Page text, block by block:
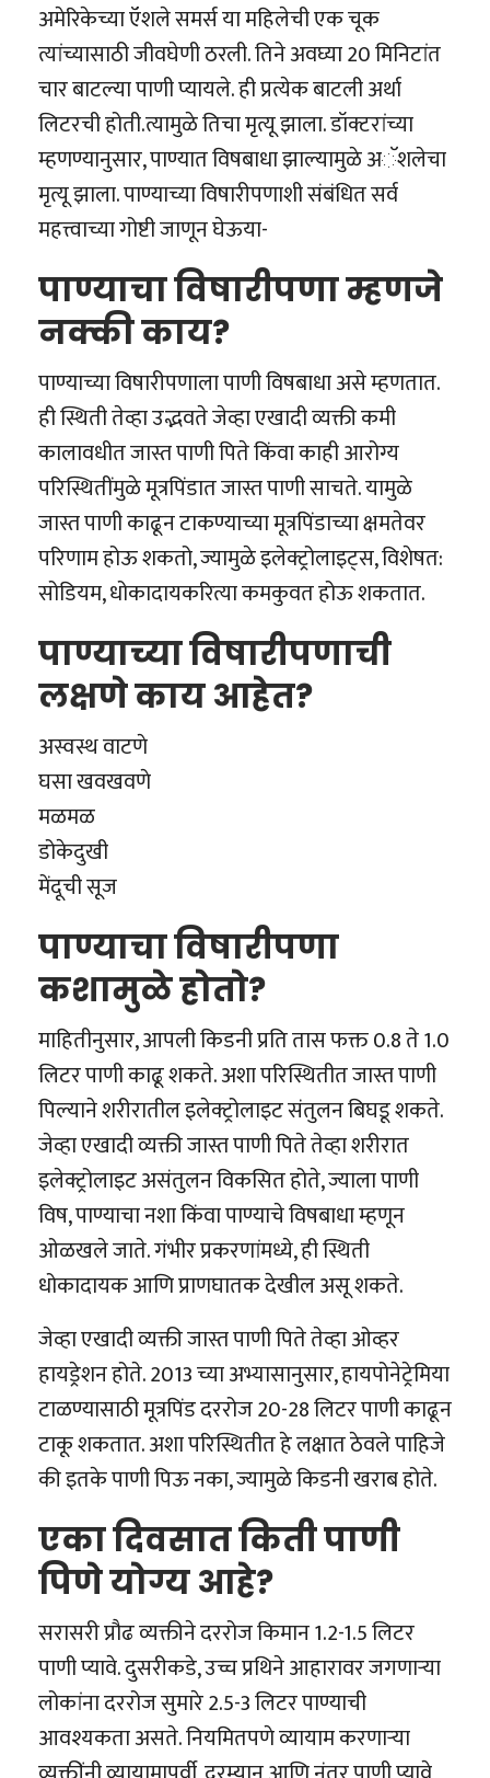
अमेरिकेच्या ऍशले समर्स या महिलेची एक चूक
त्यांच्यासाठी जीवघेणी ठरली. तिने अवघ्या 20 मिनिटांत
चार बाटल्या पाणी प्यायले. ही प्रत्येक बाटली अर्था
लिटरची होती.त्यामुळे तिचा मृत्यू झाला. डॉक्टरांच्या
म्हणण्यानुसार, पाण्यात विषबाधा झाल्यामुळे अॅशलेचा
मृत्यू झाला. पाण्याच्या विषारीपणाशी संबंधित सर्व
महत्त्वाच्या गोष्टी जाणून घेऊया-
पाण्याचा विषारीपणा म्हणजे
नक्की काय?
पाण्याच्या विषारीपणाला पाणी विषबाधा असे म्हणतात.
ही स्थिती तेव्हा उद्भवते जेव्हा एखादी व्यक्ती कमी
कालावधीत जास्त पाणी पिते किंवा काही आरोग्य
परिस्थितींमुळे मूत्रपिंडात जास्त पाणी साचते. यामुळे
जास्त पाणी काढून टाकण्याच्या मूत्रपिंडाच्या क्षमतेवर
परिणाम होऊ शकतो, ज्यामुळे इलेक्ट्रोलाइट्स, विशेषत:
सोडियम, धोकादायकरित्या कमकुवत होऊ शकतात.
पाण्याच्या विषारीपणाची
लक्षणे काय आहेत?
अस्वस्थ वाटणे
घसा खवखवणे
मळमळ
डोकेदुखी
मेंदूची सूज
पाण्याचा विषारीपणा
कशामुळे होतो?
माहितीनुसार, आपली किडनी प्रति तास फक्त 0.8 ते 1.0
लिटर पाणी काढू शकते. अशा परिस्थितीत जास्त पाणी
पिल्याने शरीरातील इलेक्ट्रोलाइट संतुलन बिघडू शकते.
जेव्हा एखादी व्यक्ती जास्त पाणी पिते तेव्हा शरीरात
इलेक्ट्रोलाइट असंतुलन विकसित होते, ज्याला पाणी
विष, पाण्याचा नशा किंवा पाण्याचे विषबाधा म्हणून
ओळखले जाते. गंभीर प्रकरणांमध्ये, ही स्थिती
धोकादायक आणि प्राणघातक देखील असू शकते.
जेव्हा एखादी व्यक्ती जास्त पाणी पिते तेव्हा ओव्हर
हायड्रेशन होते. 2013 च्या अभ्यासानुसार, हायपोनेट्रेमिया
टाळण्यासाठी मूत्रपिंड दररोज 20-28 लिटर पाणी काढून
टाकू शकतात. अशा परिस्थितीत हे लक्षात ठेवले पाहिजे
की इतके पाणी पिऊ नका, ज्यामुळे किडनी खराब होते.
एका दिवसात किती पाणी
पिणे योग्य आहे?
सरासरी प्रौढ व्यक्तीने दररोज किमान 1.2-1.5 लिटर
पाणी प्यावे. दुसरीकडे, उच्च प्रथिने आहारावर जगणाऱ्या
लोकांना दररोज सुमारे 2.5-3 लिटर पाण्याची
आवश्यकता असते. नियमितपणे व्यायाम करणाऱ्या